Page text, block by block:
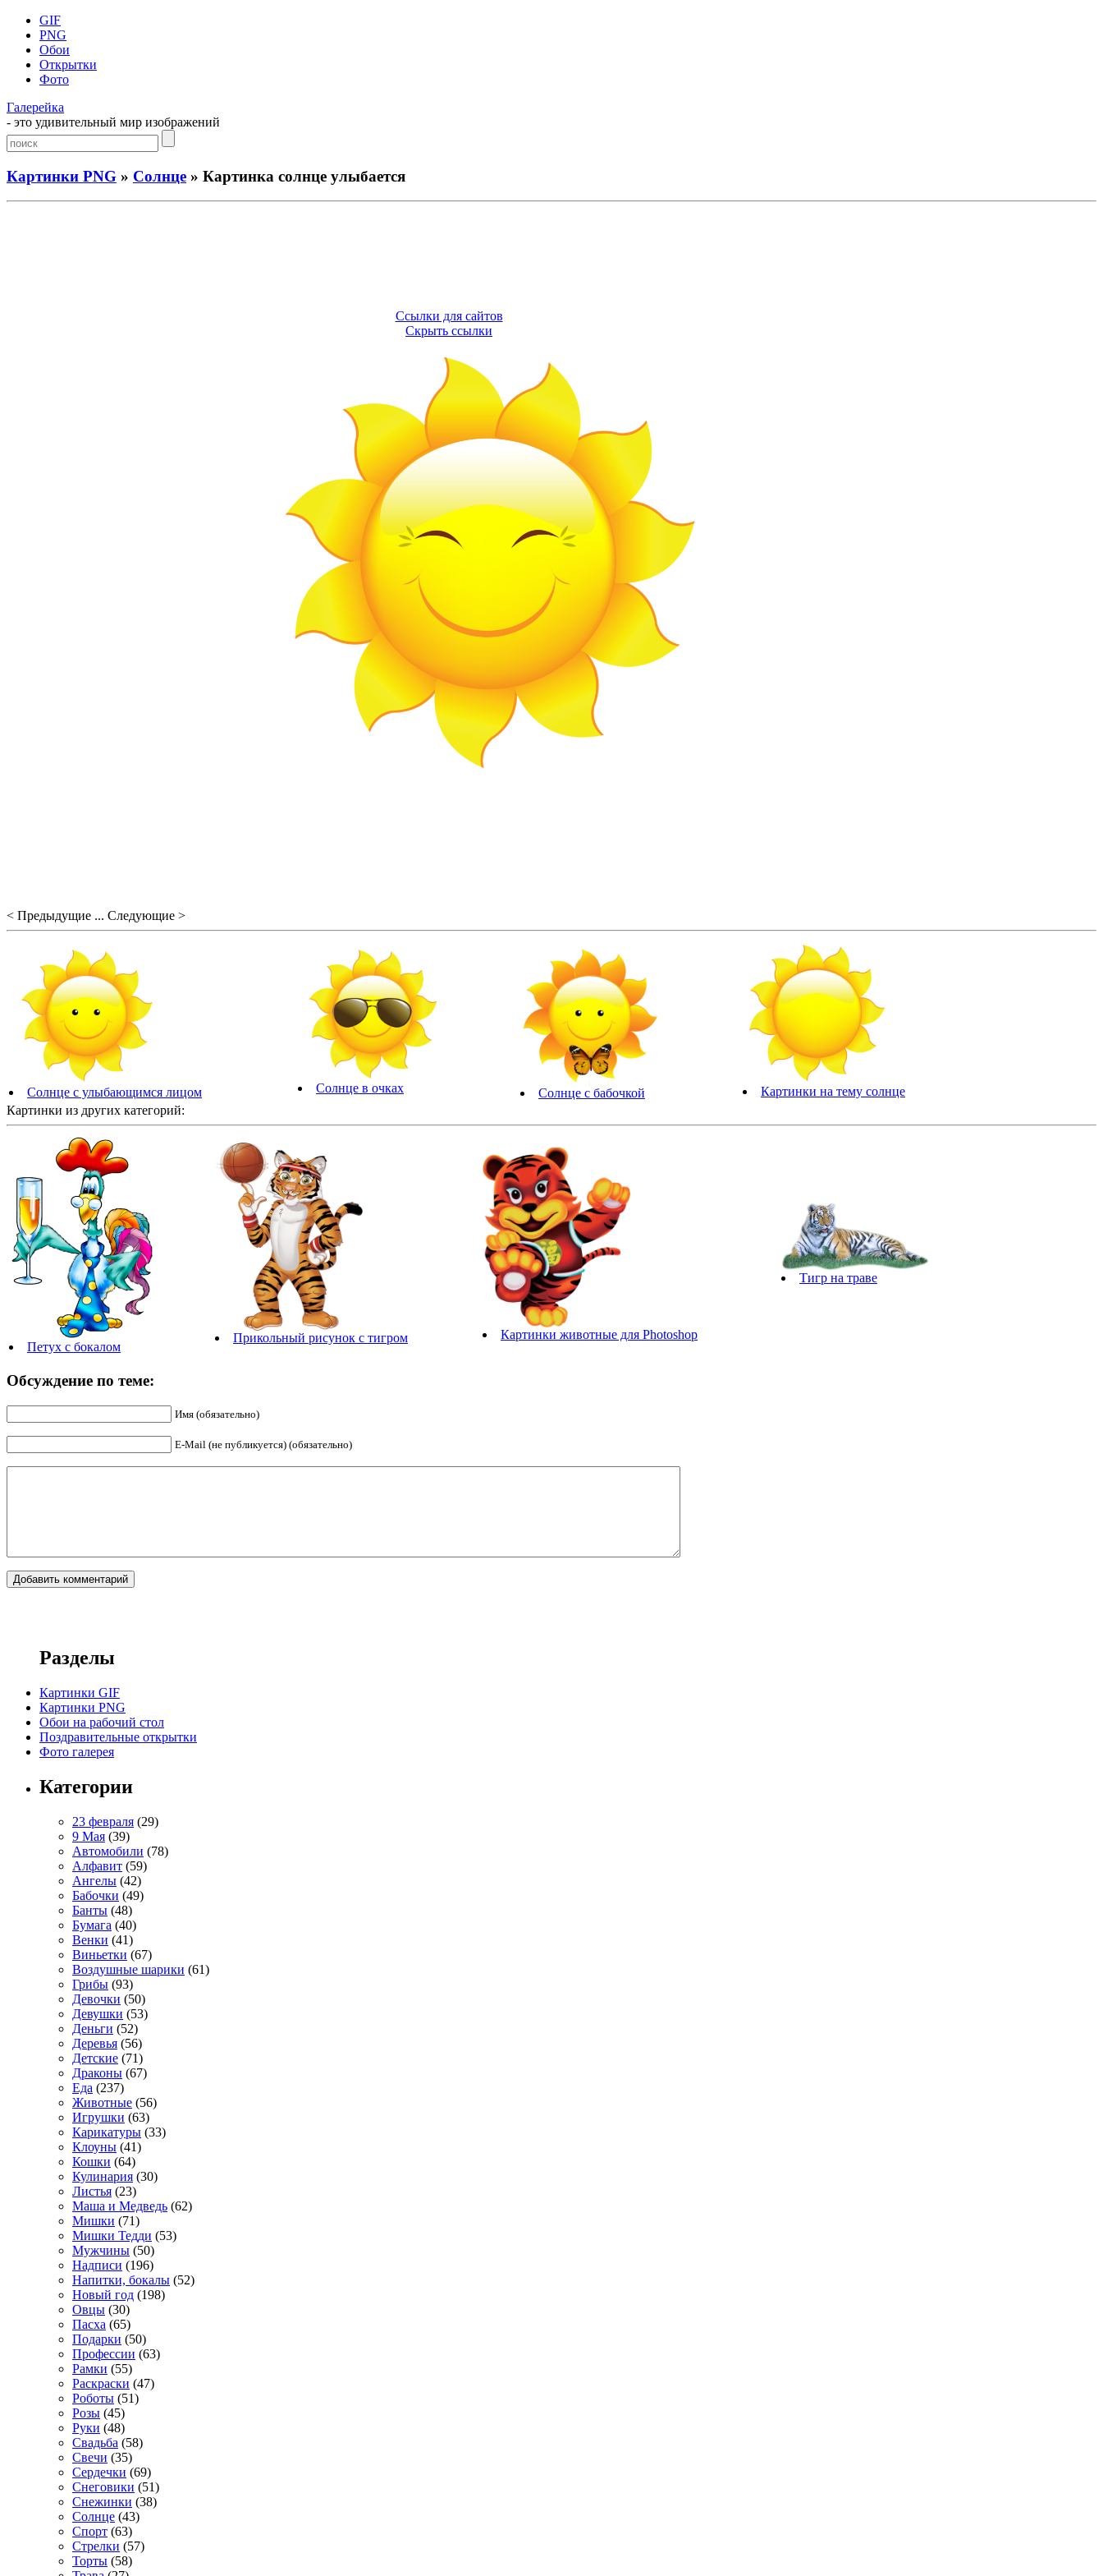
GIF
PNG
Обои
Открытки
Фото
Галерейка
- это удивительный мир изображений
Картинки PNG » Солнце » Картинка солнце улыбается
Ссылки для сайтов
Скрыть ссылки
< Предыдущие ... Следующие >
Солнце с улыбающимся лицом Солнце в очках Солнце с бабочкой
Картинки на тему солнце
Картинки из других категорий:
Петух с бокалом
Прикольный рисунок с тигром Картинки животные для Photoshop
Тигр на траве
Обсуждение по теме:
Имя (обязательно)
E-Mail (не публикуется) (обязательно)
Разделы
Картинки GIF
Картинки PNG
Обои на рабочий стол
Поздравительные открытки
Фото галерея
Категории
23 февраля (29)
9 Мая (39)
Автомобили (78)
Алфавит (59)
Ангелы (42)
Бабочки (49)
Банты (48)
Бумага (40)
Венки (41)
Виньетки (67)
Воздушные шарики (61)
Грибы (93)
Девочки (50)
Девушки (53)
Деньги (52)
Деревья (56)
Детские (71)
Драконы (67)
Еда (237)
Животные (56)
Игрушки (63)
Карикатуры (33)
Клоуны (41)
Кошки (64)
Кулинария (30)
Листья (23)
Маша и Медведь (62)
Мишки (71)
Мишки Тедди (53)
Мужчины (50)
Надписи (196)
Напитки, бокалы (52)
Новый год (198)
Овцы (30)
Пасха (65)
Подарки (50)
Профессии (63)
Рамки (55)
Раскраски (47)
Роботы (51)
Розы (45)
Руки (48)
Свадьба (58)
Свечи (35)
Сердечки (69)
Снеговики (51)
Снежинки (38)
Солнце (43)
Спорт (63)
Стрелки (57)
Торты (58)